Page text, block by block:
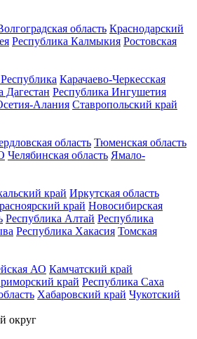
область Краснодарский
Республика Калмыкия Ростовская
Карачаево-Черкесская
Дагестан Республика Ингушетия
Алания Ставропольский край
область Тюменская область
Челябинская область Ямало-
край Иркутская область
край Новосибирская
Республика Алтай Республика
Республика Хакасия Томская
АО Камчатский край
край Республика Саха
Хабаровский край Чукотский
округ